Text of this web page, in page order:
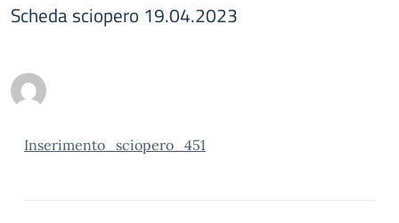
Scheda sciopero 19.04.2023
Inserimento_sciopero_451